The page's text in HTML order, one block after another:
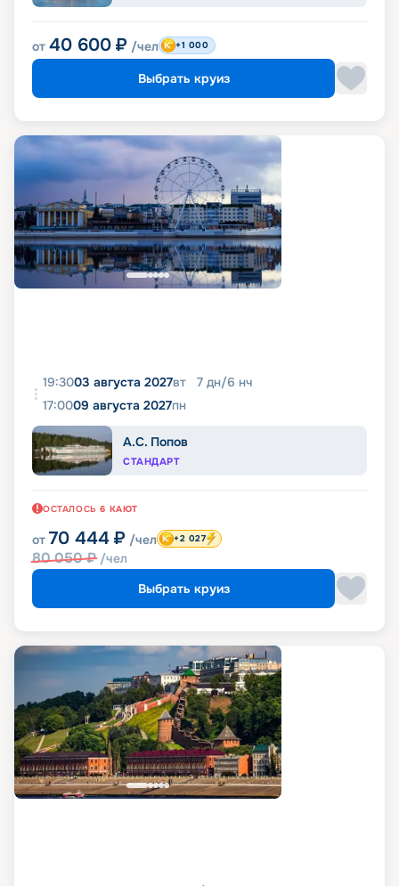
от 40 600 ₽ /чел +1 000
Выбрать круиз
19:3003 августа 2027вт 7 дн/6 нч
17:0009 августа 2027пн
А.С. Попов
СТАНДАРТ
ОСТАЛОСЬ 6 КАЮТ
от 70 444 ₽ /чел
80 050₽ /чел
+2 027
Выбрать круиз